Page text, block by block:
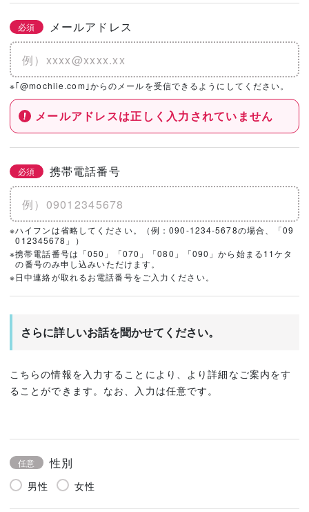
必須 メールアドレス
※｢@mochiie.com｣からのメールを受信できるようにしてください。
メールアドレスは正しく入力されていません
必須 携帯電話番号
※ハイフンは省略してください。（例：090-1234-5678の場合、「09
012345678」）
※携帯電話番号は「050」「070」「080」「090」から始まる11ケタ
の番号のみ申し込みいただけます。
※日中連絡が取れるお電話番号をご入力ください。
さらに詳しいお話を聞かせてください。
こちらの情報を入力することにより、より詳細なご案内をす
ることができます。なお、入力は任意です。
任意 性別
男性 女性